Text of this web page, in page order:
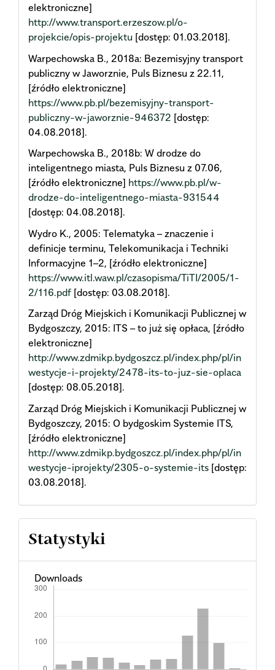
elektroniczne]
http://www.transport.erzeszow.pl/o-
projekcie/opis-projektu [dostęp: 01.03.2018].
Warpechowska B., 2018a: Bezemisyjny transport
publiczny w Jaworznie, Puls Biznesu z 22.11,
[źródło elektroniczne]
https://www.pb.pl/bezemisyjny-transport-
publiczny-w-jaworznie-946372 [dostęp:
04.08.2018].
Warpechowska B., 2018b: W drodze do
inteligentnego miasta, Puls Biznesu z 07.06,
[źródło elektroniczne] https://www.pb.pl/w-
drodze-do-inteligentnego-miasta-931544
[dostęp: 04.08.2018].
Wydro K., 2005: Telematyka – znaczenie i
definicje terminu, Telekomunikacja i Techniki
Informacyjne 1–2, [źródło elektroniczne]
https://www.itl.waw.pl/czasopisma/TiTI/2005/1-
2/116.pdf [dostęp: 03.08.2018].
Zarząd Dróg Miejskich i Komunikacji Publicznej w
Bydgoszczy, 2015: ITS – to już się opłaca, [źródło
elektroniczne]
http://www.zdmikp.bydgoszcz.pl/index.php/pl/in
westycje-i-projekty/2478-its-to-juz-sie-oplaca
[dostęp: 08.05.2018].
Zarząd Dróg Miejskich i Komunikacji Publicznej w
Bydgoszczy, 2015: O bydgoskim Systemie ITS,
[źródło elektroniczne]
http://www.zdmikp.bydgoszcz.pl/index.php/pl/in
westycje-iprojekty/2305-o-systemie-its [dostęp:
03.08.2018].
Statystyki
Downloads